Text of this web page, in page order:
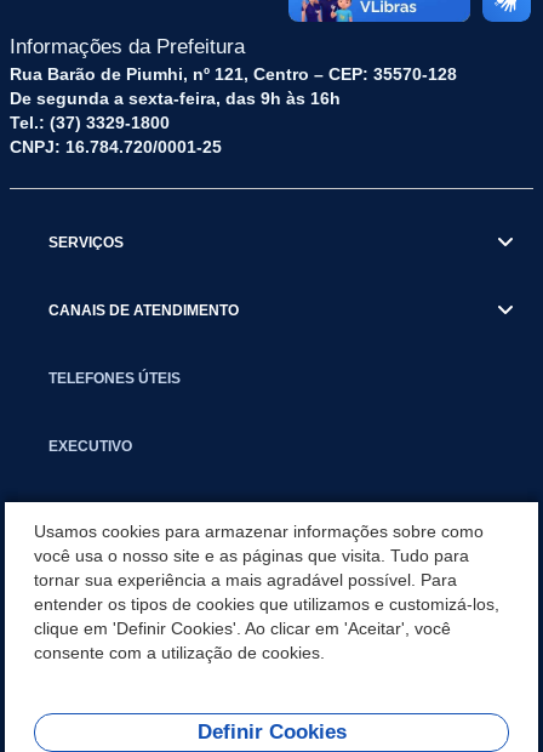
Informações da Prefeitura
Rua Barão de Piumhi, nº 121, Centro – CEP: 35570-128
De segunda a sexta-feira, das 9h às 16h
Tel.: (37) 3329-1800
CNPJ: 16.784.720/0001-25
SERVIÇOS
CANAIS DE ATENDIMENTO
TELEFONES ÚTEIS
EXECUTIVO
APLICATIVO
SECRETARIAS
Usamos cookies para armazenar informações sobre como
você usa o nosso site e as páginas que visita. Tudo para
tornar sua experiência a mais agradável possível. Para
entender os tipos de cookies que utilizamos e customizá-los,
clique em 'Definir Cookies'. Ao clicar em 'Aceitar', você
consente com a utilização de cookies.
Definir Cookies